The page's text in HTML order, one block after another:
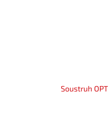
Soustruh